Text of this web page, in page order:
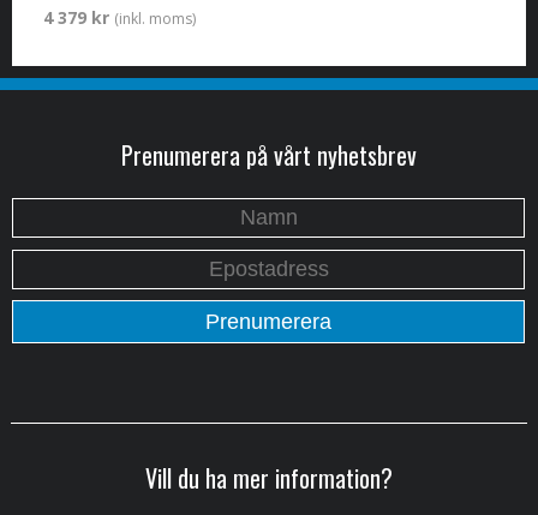
4 379 kr (inkl. moms)
Prenumerera på vårt nyhetsbrev
Vill du ha mer information?